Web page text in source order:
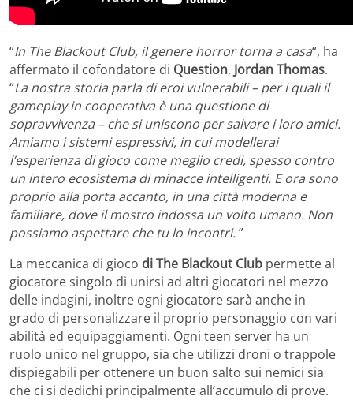
“In The Blackout Club, il genere horror torna a casa“, ha
affermato il cofondatore di Question, Jordan Thomas.
“La nostra storia parla di eroi vulnerabili – per i quali il
gameplay in cooperativa è una questione di
sopravvivenza – che si uniscono per salvare i loro amici.
Amiamo i sistemi espressivi, in cui modellerai
l’esperienza di gioco come meglio credi, spesso contro
un intero ecosistema di minacce intelligenti. E ora sono
proprio alla porta accanto, in una città moderna e
familiare, dove il mostro indossa un volto umano. Non
possiamo aspettare che tu lo incontri.”
La meccanica di gioco di The Blackout Club permette al
giocatore singolo di unirsi ad altri giocatori nel mezzo
delle indagini, inoltre ogni giocatore sarà anche in
grado di personalizzare il proprio personaggio con vari
abilità ed equipaggiamenti. Ogni teen server ha un
ruolo unico nel gruppo, sia che utilizzi droni o trappole
dispiegabili per ottenere un buon salto sui nemici sia
che ci si dedichi principalmente all’accumulo di prove.